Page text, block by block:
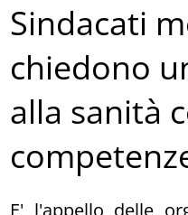
Sindacati
chiedono
alla sanità
E' l'appello delle